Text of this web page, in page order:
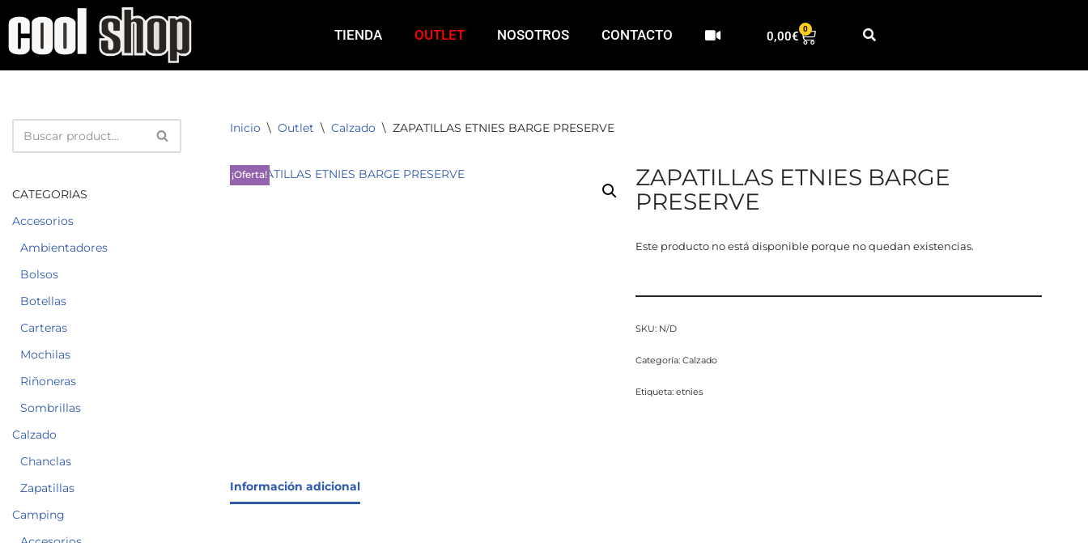
Saltar
TIENDA OUTLET NOSOTROS CONTACTO 0,00€
0
CATEGORIAS
Accesorios
Ambientadores
Bolsos
Botellas
Carteras
Mochilas
Riñoneras
Sombrillas
Calzado
Chanclas
Zapatillas
Camping
Inicio \ Outlet \ Calzado \ ZAPATILLAS ETNIES BARGE PRESERVE
¡Oferta!
ZAPATILLAS ETNIES BARGE
PRESERVE
Este producto no está disponible porque no quedan existencias.
SKU: N/D
Categoría:Calzado
Etiqueta:etnies
Información adicional